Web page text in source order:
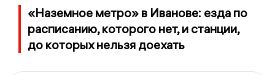
«Наземное метро» в Иванове: езда по
расписанию, которого нет, и станции,
до которых нельзя доехать